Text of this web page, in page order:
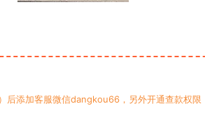
后添加客服微信dangkou66，另外开通查款权